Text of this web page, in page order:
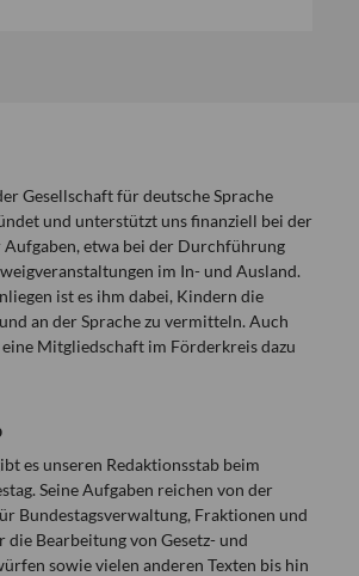
Gesellschaft für deutsche Sprache
und unterstützt uns finanziell bei der
etwa bei der Durchführung
im In- und Ausland.
ist es ihm dabei, Kindern die
an der Sprache zu vermitteln. Auch
Mitgliedschaft im Förderkreis dazu
es unseren Redaktionsstab beim
Seine Aufgaben reichen von der
Bundestagsverwaltung, Fraktionen und
die Bearbeitung von Gesetz- und
sowie vielen anderen Texten bis hin